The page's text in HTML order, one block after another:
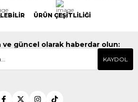
ÜRÜN ÇEŞİTLİLİĞİ
ve güncel olarak haberdar olun:
KAYDOL